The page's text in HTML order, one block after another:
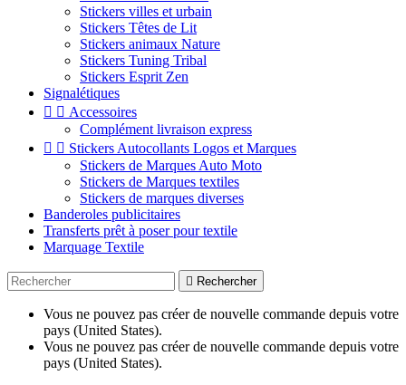
Stickers villes et urbain
Stickers Têtes de Lit
Stickers animaux Nature
Stickers Tuning Tribal
Stickers Esprit Zen
Signalétiques
  Accessoires
Complément livraison express
  Stickers Autocollants Logos et Marques
Stickers de Marques Auto Moto
Stickers de Marques textiles
Stickers de marques diverses
Banderoles publicitaires
Transferts prêt à poser pour textile
Marquage Textile
 Rechercher
Vous ne pouvez pas créer de nouvelle commande depuis votre
pays (United States).
Vous ne pouvez pas créer de nouvelle commande depuis votre
pays (United States).